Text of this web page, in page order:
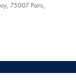
75007 Paris,